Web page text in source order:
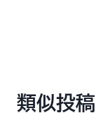
類似投稿